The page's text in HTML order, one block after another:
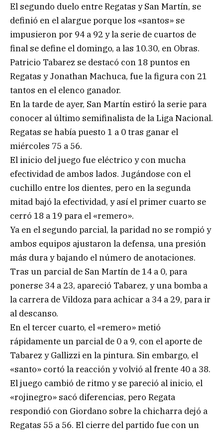
El segundo duelo entre Regatas y San Martín, se
definió en el alargue porque los «santos» se
impusieron por 94 a 92 y la serie de cuartos de
final se define el domingo, a las 10.30, en Obras.
Patricio Tabarez se destacó con 18 puntos en
Regatas y Jonathan Machuca, fue la figura con 21
tantos en el elenco ganador.
En la tarde de ayer, San Martín estiró la serie para
conocer al último semifinalista de la Liga Nacional.
Regatas se había puesto 1 a 0 tras ganar el
miércoles 75 a 56.
El inicio del juego fue eléctrico y con mucha
efectividad de ambos lados. Jugándose con el
cuchillo entre los dientes, pero en la segunda
mitad bajó la efectividad, y así el primer cuarto se
cerró 18 a 19 para el «remero».
Ya en el segundo parcial, la paridad no se rompió y
ambos equipos ajustaron la defensa, una presión
más dura y bajando el número de anotaciones.
Tras un parcial de San Martín de 14 a 0, para
ponerse 34 a 23, apareció Tabarez, y una bomba a
la carrera de Vildoza para achicar a 34 a 29, para ir
al descanso.
En el tercer cuarto, el «remero» metió
rápidamente un parcial de 0 a 9, con el aporte de
Tabarez y Gallizzi en la pintura. Sin embargo, el
«santo» cortó la reacción y volvió al frente 40 a 38.
El juego cambió de ritmo y se pareció al inicio, el
«rojinegro» sacó diferencias, pero Regata
respondió con Giordano sobre la chicharra dejó a
Regatas 55 a 56. El cierre del partido fue con un